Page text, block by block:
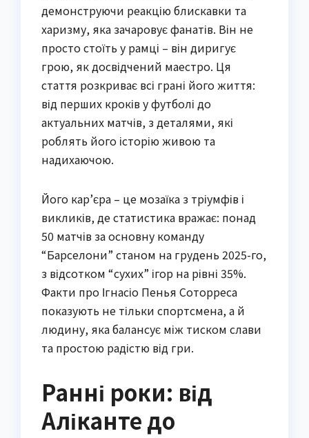
демонструючи реакцію блискавки та
харизму, яка зачаровує фанатів. Він не
просто стоїть у рамці – він диригує
грою, як досвідчений маестро. Ця
стаття розкриває всі грані його життя:
від перших кроків у футболі до
актуальних матчів, з деталями, які
роблять його історію живою та
надихаючою.
Його кар’єра – це мозаїка з тріумфів і
викликів, де статистика вражає: понад
50 матчів за основну команду
“Барселони” станом на грудень 2025-го,
з відсотком “сухих” ігор на рівні 35%.
Факти про Ігнасіо Пенья Соторреса
показують не тільки спортсмена, а й
людину, яка балансує між тиском слави
та простою радістю від гри.
Ранні роки: від
Аліканте до